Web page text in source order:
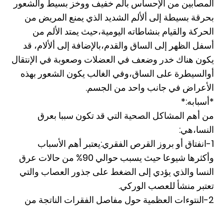
المصابين من الإحساس بألم خفيف ووخز بسيط والشعور
بحرقة بسيطة إلى ألألم الشديد الذي يمنع المريض من
الحركة والقيام بنشاطاته اليومية،حيث يمتد الألم من
أسفل الظهر إلى الساق والقدم،بالإضافة إلى ألألام، قد
يكون هناك خدر وضعف في العضلات وصعوبة في الإنتقال
أوالسيطرة على الساق،وفي الغالب يكون الشعور بهذه
الأعراض في جانب واحد من الجسم.
*أسبابه:*
من أهم المشاكل الصحية التي قد تكون سببا بعرق
النسا،هي:
1-انفتاق أو بروز القرص الفقري:يعتبر أهم الأسباب
وأكثرها شيوعا حيث يسبب حوالي 90% من حالات عرق
النسا والذي يؤدي إلى الضغط على جذور العصاب والتي
تعتبر منشأ للعصب الوركي.
2-النتوءات العظمية حول مفاصل الفقرات الناتجة من